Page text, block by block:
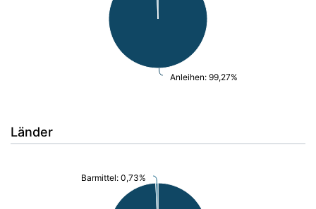
Anleihen: 99,27%
Länder
Barmittel: 0,73%